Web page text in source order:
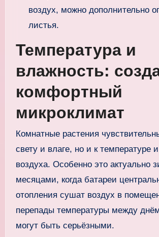
воздух, можно дополнительно
листья.
Температура и
влажность:
комфортный
микроклимат
Комнатные растения
свету и влаге, но и к температуре
воздуха. Особенно это актуально
месяцами, когда батареи
отопления сушат воздух в
перепады температуры между
могут быть серьёзными.